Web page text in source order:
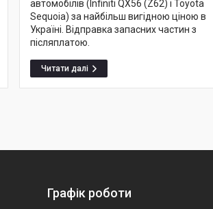
автомобілів (Infiniti QX56 (Z62) і Toyota
Sequoia) за найбільш вигідною ціною в
Україні. Відправка запасних частин з
післяплатою.
Графік роботи